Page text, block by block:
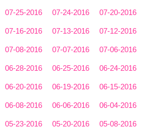
07-25-2016 07-24-2016 07-20-2016
07-16-2016 07-13-2016 07-12-2016
07-08-2016 07-07-2016 07-06-2016
06-28-2016 06-25-2016 06-24-2016
06-20-2016 06-19-2016 06-15-2016
06-08-2016 06-06-2016 06-04-2016
05-23-2016 05-20-2016 05-08-2016